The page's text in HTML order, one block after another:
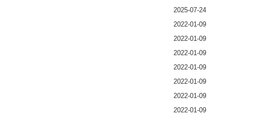
2025-07-24
2022-01-09
2022-01-09
2022-01-09
2022-01-09
2022-01-09
2022-01-09
2022-01-09